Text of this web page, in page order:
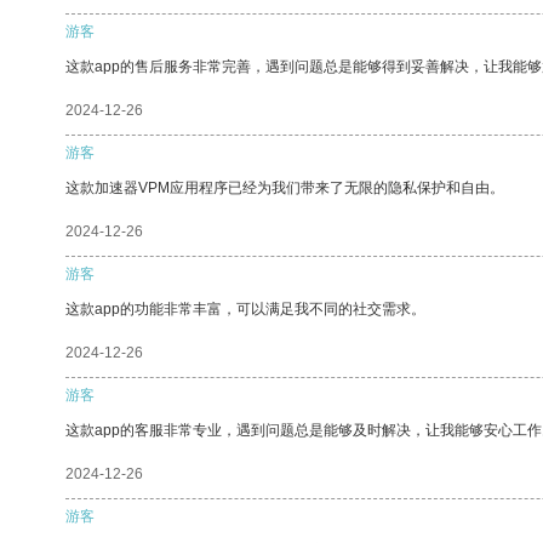
游客
这款app的售后服务非常完善，遇到问题总是能够得到妥善解决，让我能够
2024-12-26
游客
这款加速器VPM应用程序已经为我们带来了无限的隐私保护和自由。
2024-12-26
游客
这款app的功能非常丰富，可以满足我不同的社交需求。
2024-12-26
游客
这款app的客服非常专业，遇到问题总是能够及时解决，让我能够安心工作
2024-12-26
游客